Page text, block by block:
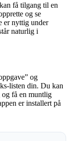
få tilgang til en
og se
er nyttig under
naturlig i
og
listen din. Du kan
og få en muntlig
er installert på